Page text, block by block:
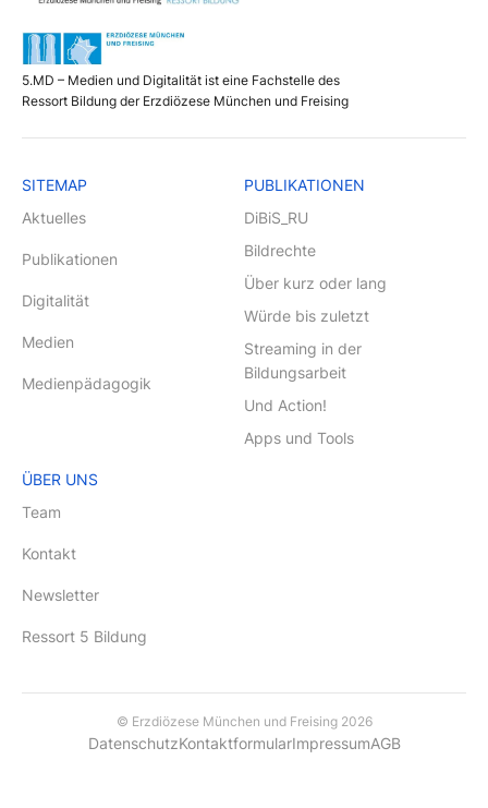
5.MD – Medien und Digitalität ist eine Fachstelle des
Ressort Bildung der Erzdiözese München und Freising
SITEMAP
Aktuelles
Publikationen
Digitalität
Medien
Medienpädagogik
PUBLIKATIONEN
DiBiS_RU
Bildrechte
Über kurz oder lang
Würde bis zuletzt
Streaming in der
Bildungsarbeit
Und Action!
Apps und Tools
ÜBER UNS
Team
Kontakt
Newsletter
Ressort 5 Bildung
© Erzdiözese München und Freising 2026
DatenschutzKontaktformularImpressumAGB